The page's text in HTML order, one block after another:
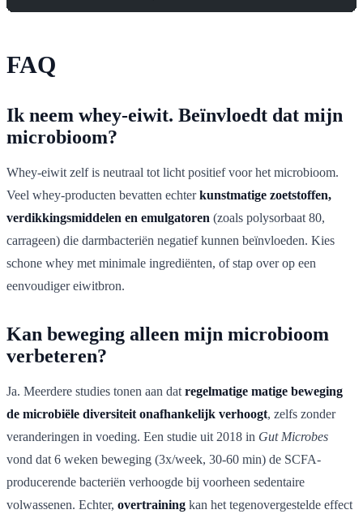
FAQ
Ik neem whey-eiwit. Beïnvloedt dat mijn
microbioom?
Whey-eiwit zelf is neutraal tot licht positief voor het microbioom.
Veel whey-producten bevatten echterkunstmatige zoetstoffen,
verdikkingsmiddelen en emulgatoren (zoals polysorbaat 80,
carrageen) die darmbacteriën negatief kunnen beïnvloeden. Kies
schone whey met minimale ingrediënten, of stap over op een
eenvoudiger eiwitbron.
Kan beweging alleen mijn microbioom
verbeteren?
Ja. Meerdere studies tonen aan dat regelmatige matige beweging
de microbiële diversiteit onafhankelijk verhoogt, zelfs zonder
veranderingen in voeding. Een studie uit 2018 in Gut Microbes
vond dat 6 weken beweging (3x/week, 30-60 min) de SCFA-
producerende bacteriën verhoogde bij voorheen sedentaire
volwassenen. Echter, overtraining kan het tegenovergestelde effect